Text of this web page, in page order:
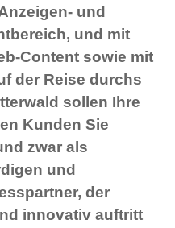
und
und mit
Content sowie mit
der Reise durchs
sollen Ihre
Kunden Sie
zwar als
und
der
innovativ auftritt